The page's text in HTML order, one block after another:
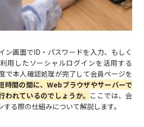
ン画面でID・パスワードを入力、もしく
用したソーシャルログインを活用する
で本人確認処理が完了して会員ページを
時間の間に、Webブラウザやサーバーで
われているのでしょうか。 ここでは、会
る際の仕組みについて解説します。